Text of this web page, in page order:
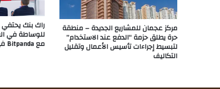
مركز عجمان للمشاريع الجديدة – منطقة
حرة يطلق حزمة “الدفع عند الاستخدام”
لتبسيط إجراءات تأسيس الأعمال وتقليل
التكاليف
راك بنك يحتفي
للوساطة في
مع Bitpanda في متحف المستقبل